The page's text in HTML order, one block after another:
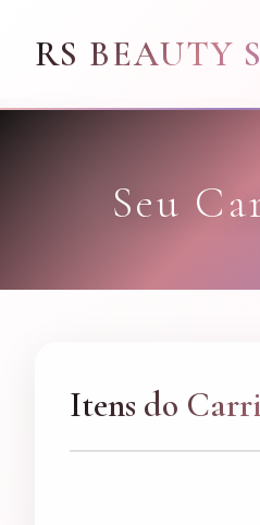
RS BEAUTY
Seu
Itens do